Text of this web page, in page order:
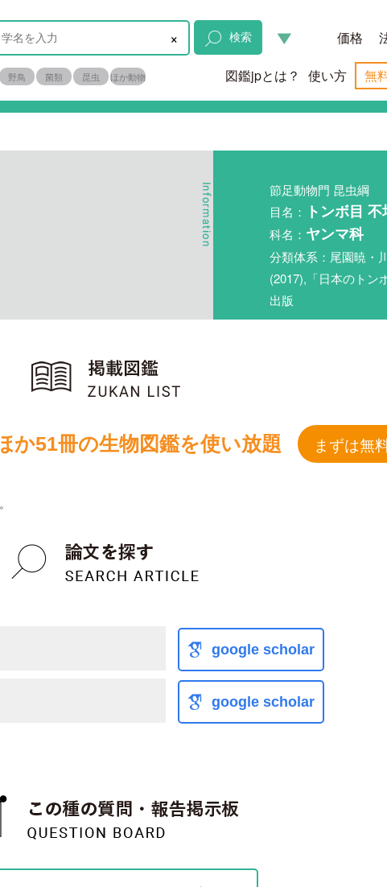
× 検索
野鳥 菌類 昆虫 ほか動物
価格
図鑑jpとは？ 使い方 無
節足動物門 昆虫綱
目名：
トンボ目 不
科名： ヤンマ科
分類体系：尾園暁・
(2017),「日本のトン
出版
か51冊の生物図鑑を使い放題 まずは無
google scholar
google scholar